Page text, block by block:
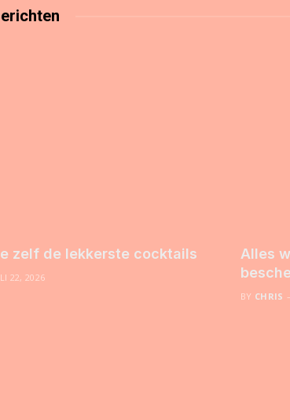
zelf de lekkerste cocktails
22, 2026
Alles
BY CHRIS